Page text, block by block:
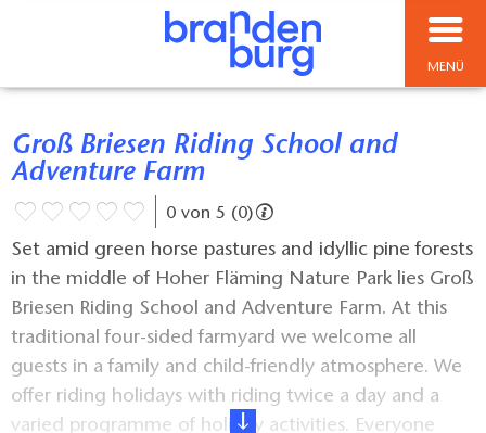
MENÜ
Groß Briesen Riding School and
Adventure Farm
0 von 5 (0)
Set amid green horse pastures and idyllic pine forests
in the middle of Hoher Fläming Nature Park lies Groß
Briesen Riding School and Adventure Farm. At this
traditional four-sided farmyard we welcome all
guests in a family and child-friendly atmosphere. We
offer riding holidays with riding twice a day and a
varied programme of holiday activities. Everyone